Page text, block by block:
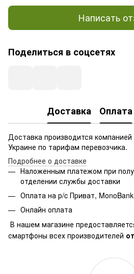
Написать
Поделиться в соцсетях
Доставка Оплата
Доставка производится
Украине по тарифам перевозчика.
Подробнее о доставке
Наложенным платежом при
отделении службы доставки
Оплата на р/c Приват, MonoBank
Онлайн оплата
В нашем магазине
смартфоны всех производителей